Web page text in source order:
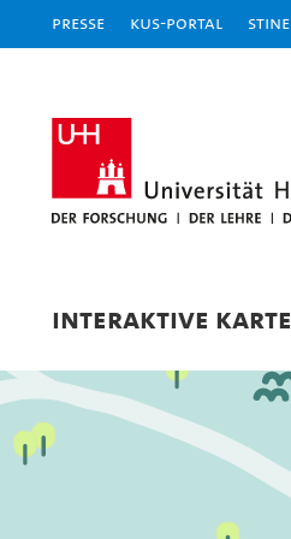
Presse KUS-Portal STiNE
INTERAKTIVE KARTE